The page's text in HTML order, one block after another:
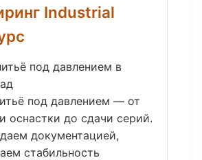
Industrial
под давлением в
под давлением — от
оснастки до сдачи серий.
документацией,
стабильность